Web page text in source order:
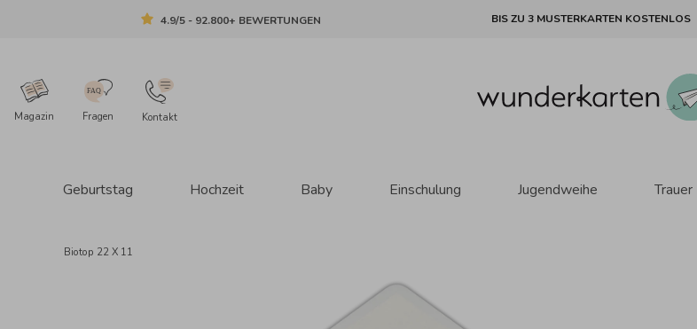
4.9/5 - 92.800+ BEWERTUNGEN BIS ZU 3 MUSTERKARTEN KOSTENLOS
Magazin Fragen Kontakt
Geburtstag Hochzeit Baby Einschulung Jugendweihe Trauer
Biotop 22 X 11